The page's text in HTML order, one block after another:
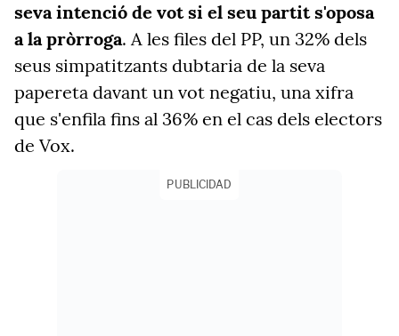
seva intenció de vot si el seu partit s'oposa
a la pròrroga. A les files del PP, un 32% dels
seus simpatitzants dubtaria de la seva
papereta davant un vot negatiu, una xifra
que s'enfila fins al 36% en el cas dels electors
de Vox.
PUBLICIDAD